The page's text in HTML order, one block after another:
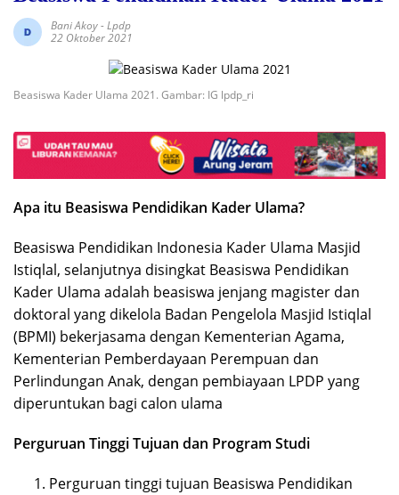
Bani Akoy-Lpdp
22 Oktober 2021
Beasiswa Kader Ulama 2021. Gambar: IG lpdp_ri
Apa itu Beasiswa Pendidikan Kader Ulama?
Beasiswa Pendidikan Indonesia Kader Ulama Masjid
Istiqlal, selanjutnya disingkat Beasiswa Pendidikan
Kader Ulama adalah beasiswa jenjang magister dan
doktoral yang dikelola Badan Pengelola Masjid Istiqlal
(BPMI) bekerjasama dengan Kementerian Agama,
Kementerian Pemberdayaan Perempuan dan
Perlindungan Anak, dengan pembiayaan LPDP yang
diperuntukan bagi calon ulama
Perguruan Tinggi Tujuan dan Program Studi
Perguruan tinggi tujuan Beasiswa Pendidikan